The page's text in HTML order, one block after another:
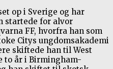
op i Sverige og har
startede for alvor
FF, hvorfra han som
Citys ungdomsakademi
skiftede han til West
to år i Birmingham-